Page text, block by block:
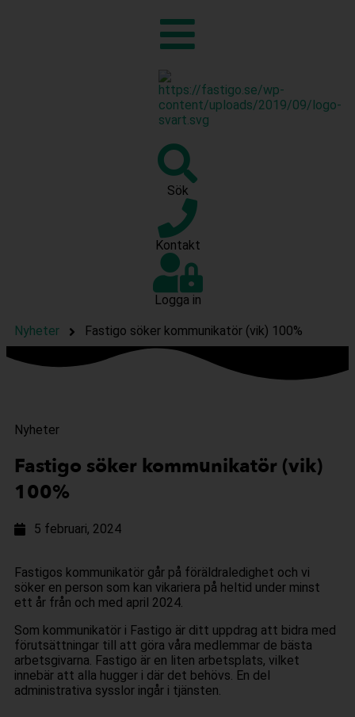
Sök
Kontakt
Logga in
Nyheter Fastigo söker kommunikatör (vik) 100%
Nyheter
Fastigo söker kommunikatör (vik)
100%
5 februari, 2024
Fastigos kommunikatör går på föräldraledighet och vi
söker en person som kan vikariera på heltid under minst
ett år från och med april 2024.
Som kommunikatör i Fastigo är ditt uppdrag att bidra med
förutsättningar till att göra våra medlemmar de bästa
arbetsgivarna. Fastigo är en liten arbetsplats, vilket
innebär att alla hugger i där det behövs. En del
administrativa sysslor ingår i tjänsten.